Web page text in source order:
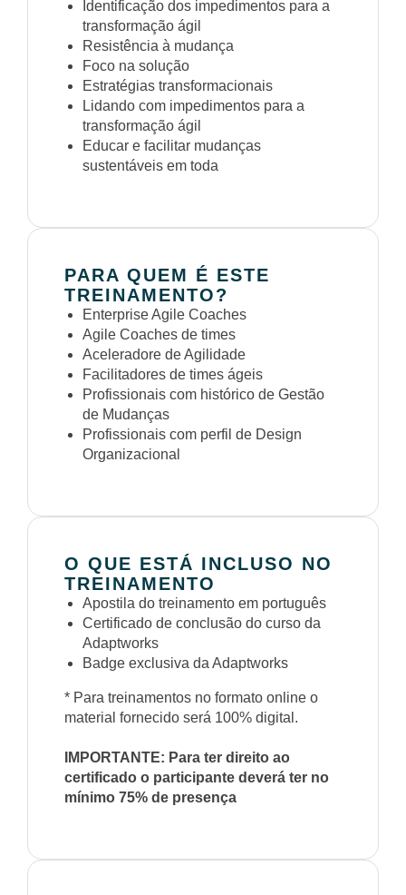
Identificação dos impedimentos para a
transformação ágil
Resistência à mudança
Foco na solução
Estratégias transformacionais
Lidando com impedimentos para a
transformação ágil
Educar e facilitar mudanças
sustentáveis em toda
PARA QUEM É ESTE
TREINAMENTO?
Enterprise Agile Coaches
Agile Coaches de times
Aceleradore de Agilidade
Facilitadores de times ágeis
Profissionais com histórico de Gestão
de Mudanças
Profissionais com perfil de Design
Organizacional
O QUE ESTÁ INCLUSO NO
TREINAMENTO
Apostila do treinamento em português
Certificado de conclusão do curso da
Adaptworks
Badge exclusiva da Adaptworks
* Para treinamentos no formato online o
material fornecido será 100% digital.
IMPORTANTE: Para ter direito ao
certificado o participante deverá ter no
mínimo 75% de presença